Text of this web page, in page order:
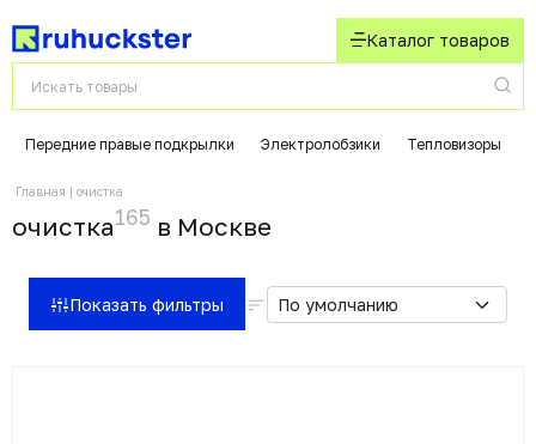
Каталог товаров
Передние правые подкрылки Электролобзики Тепловизоры
Главная очистка
очистка165 в Москвe
Показать фильтры